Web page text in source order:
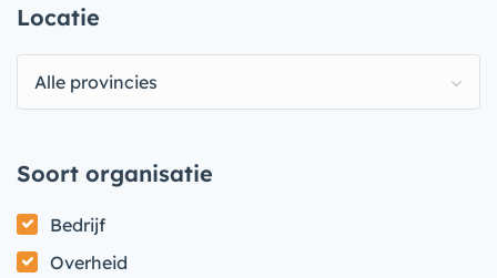
Locatie
Alle provincies
Soort organisatie
Bedrijf
Overheid